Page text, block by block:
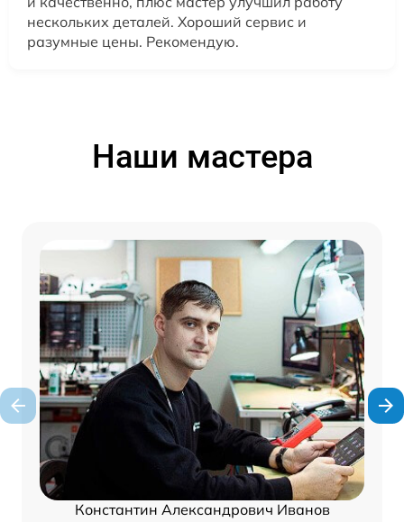
нескольких деталей. Хороший сервис и
разумные цены. Рекомендую.
Наши мастера
Константин Александрович Иванов